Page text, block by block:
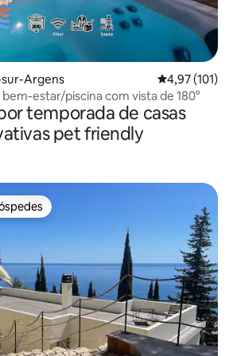
sur-Argens 4,97 de uma
4,97 (101)
bem-estar/piscina com vista de 180°
temporada de casas
pet friendly
dos hóspedes